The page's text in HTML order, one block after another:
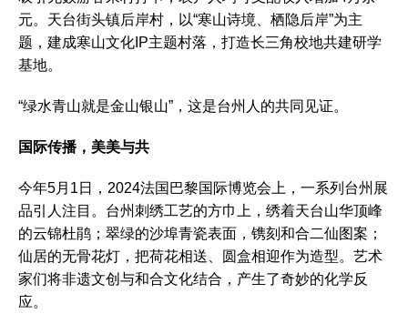
元。天台街头镇后岸村，以“寒山诗境、栖隐后岸”为主
题，建成寒山文化IP主题村落，打造长三角校地共建研学
基地。
“绿水青山就是金山银山”，这是台州人的共同见证。
国际传播，美美与共
今年5月1日，2024法国巴黎国际博览会上，一系列台州展
品引人注目。台州刺绣工艺的方巾上，绣着天台山华顶峰
的云锦杜鹃；翠绿的沙埠青瓷表面，镌刻和合二仙图案；
仙居的无骨花灯，把荷花相送、圆盒相迎作为造型。艺术
家们将非遗文创与和合文化结合，产生了奇妙的化学反
应。